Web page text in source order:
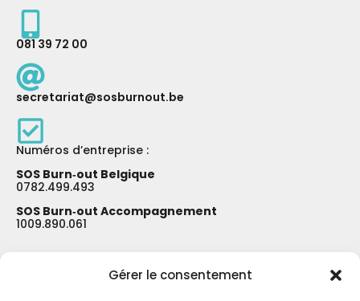
Gérer le consentement
081 39 72 00
secretariat@sosburnout.be
Numéros d’entreprise :
SOS Burn‑out Belgique
0782.499.493
SOS Burn‑out Accompagnement
1009.890.061